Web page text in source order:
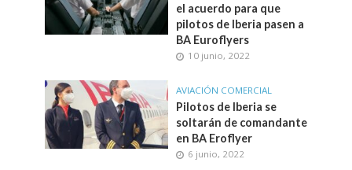
el acuerdo para que
pilotos de Iberia pasen a
BA Euroflyers
10 junio, 2022
AVIACIÓN COMERCIAL
Pilotos de Iberia se
soltarán de comandante
en BA Eroflyer
6 junio, 2022